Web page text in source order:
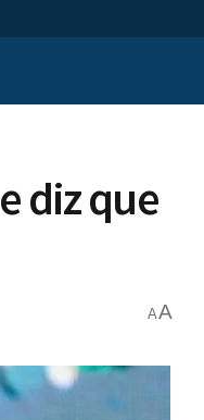
diz que
AA